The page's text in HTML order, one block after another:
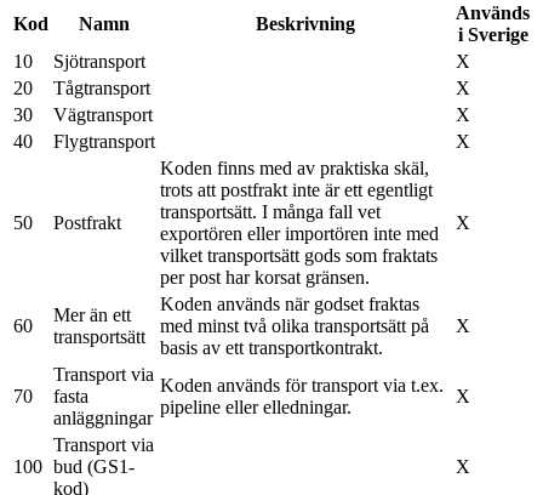
Kod Namn Beskrivning
Används
i Sverige
10
Sjötransport
X
20
Tågtransport
X
30
Vägtransport
X
40
Flygtransport X
50 Postfrakt
Koden finns med av praktiska skäl,
trots att postfrakt inte är ett egentligt
transportsätt. I många fall vet
exportören eller importören inte med
vilket transportsätt gods som fraktats
per post har korsat gränsen.
X
60
Mer än ett
transportsätt
Koden används när godset fraktas
med minst två olika transportsätt på
basis av ett transportkontrakt.
X
70
Transport via
fasta
anläggningar
Koden används för transport via t.ex.
pipeline eller elledningar.
X
100
Transport via
bud (GS1-
kod)
X